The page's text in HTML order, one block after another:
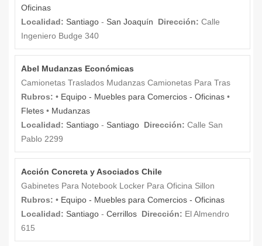
Oficinas
Localidad: Santiago - San Joaquín Dirección: Calle
Ingeniero Budge 340
Abel Mudanzas Económicas
Camionetas Traslados Mudanzas Camionetas Para Tras
Rubros: • Equipo - Muebles para Comercios - Oficinas •
Fletes • Mudanzas
Localidad: Santiago - Santiago Dirección: Calle San
Pablo 2299
Acción Concreta y Asociados Chile
Gabinetes Para Notebook Locker Para Oficina Sillon
Rubros: • Equipo - Muebles para Comercios - Oficinas
Localidad: Santiago - Cerrillos Dirección: El Almendro
615